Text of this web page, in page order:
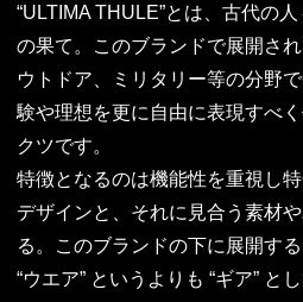
“ULTIMA THULE”とは、古代の
の果て。このブランドで展開さ
ウトドア、ミリタリー等の分野
験や理想を更に自由に表現すべ
クツです。
特徴となるのは機能性を重視し
デザインと、それに見合う素材
る。このブランドの下に展開す
“ウエア” というよりも “ギア” と